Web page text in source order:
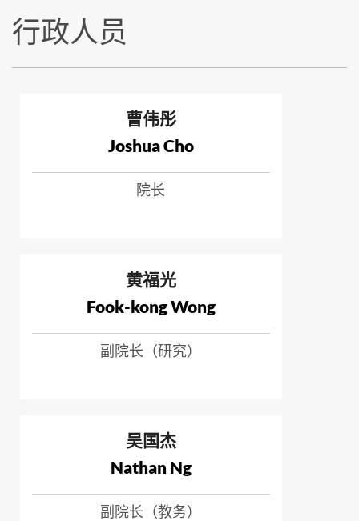
行政人员
曹伟彤
Joshua Cho
院长
黄福光
Fook-kong Wong
副院长（研究）
吴国杰
Nathan Ng
副院长（教务）